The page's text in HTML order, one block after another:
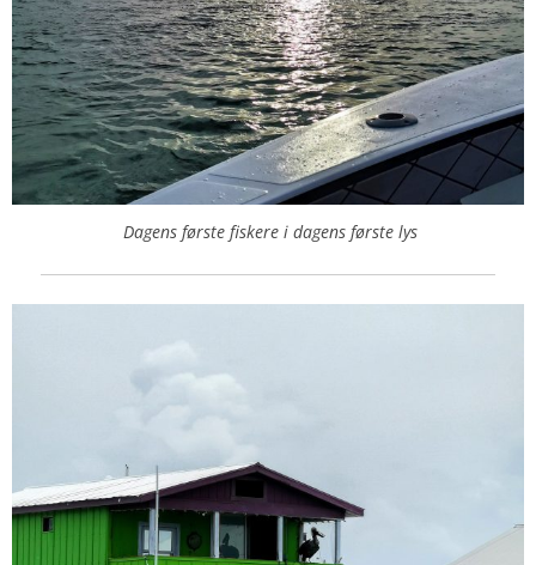
Dagens første fiskere i dagens første lys